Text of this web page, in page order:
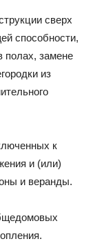
сверх
способности,
полах, замене
из
к
и (или)
и веранды.